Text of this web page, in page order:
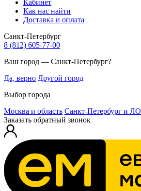
Кабинет
Как нас найти
Доставка и оплата
Санкт-Петербург
8 (812) 605-77-00
Ваш город — Санкт-Петербург?
Да, верно Другой город
Выбор города
Москва и область Санкт-Петербург и ЛО
Заказать обратный звонок